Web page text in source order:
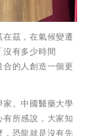
茲，在氣候變遷
沒有多少時間
的人創造一個更
。中國醫藥大學
所感說，大家知
恐龍就是沒有先